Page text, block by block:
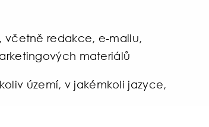
včetně redakce, e-mailu,
materiálů
území, v jakémkoli jazyce,